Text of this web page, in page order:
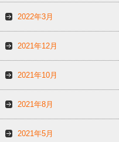
2022年3月
2021年12月
2021年10月
2021年8月
2021年5月